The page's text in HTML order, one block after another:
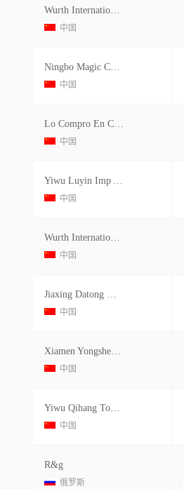
Wurth International Trade Shangha
中国
Ningbo Magic Car Parts Co
中国
Lo Compro En China Co.ltd.
中国
Yiwu Luyin Imp And Exp Co Ltd
中国
Wurth International Trade Shangha
中国
Jiaxing Datong Machinery Col Ltd.
中国
Xiamen Yongsheng Industries&trade Co.ltd.
中国
Yiwu Qihang Toys Co.ltd.
中国
R&g
俄罗斯